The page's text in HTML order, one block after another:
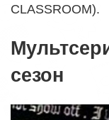
CLASSROOM).
сезон